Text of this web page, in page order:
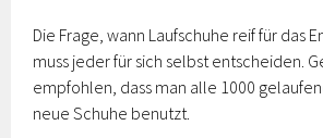
Die Frage, wann Laufschuhe reif für das
muss jeder für sich selbst entscheiden.
empfohlen, dass man alle 1000
neue Schuhe benutzt.